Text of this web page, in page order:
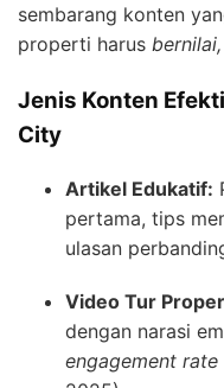
sembarang konten
properti harus
Jenis Konten
City
Artikel Edukatif:
pertama, tips
ulasan
Video Tur
dengan narasi
engagement rate